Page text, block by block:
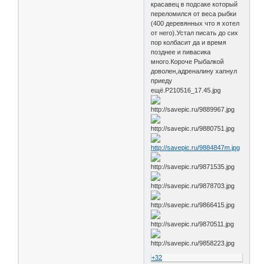
красавец в подсаке который
переломился от веса рыбки
(400 деревянных что я хотел
от него).Устал писать до сих
пор колбасит да и время
позднее и пивасика
много.Короче Рыбалкой
доволен,адреналину хапнул
приеду
ещё.P210516_17.45.jpg
+32